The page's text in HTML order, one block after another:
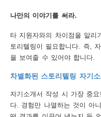
나만의 이야기를 써라.
타 지원자와의 차이점을 알리
토리텔링이 필요합니다. 즉,
을 보여줄 수 있어야 합니다.
차별화된 스토리텔링 자기소
자기소개서 작성 시 가장 중
다. 경험만 나열하는 것이 아
사
안
내